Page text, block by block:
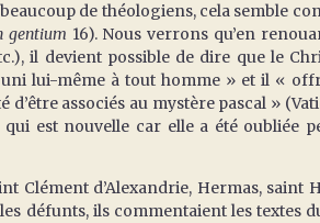
de théologiens, cela semble
gentium 16). Nous verrons qu’en
il devient possible de dire que le
lui-même à tout homme » et il «
associés au mystère pascal »
qui est nouvelle car elle a été oubliée
d’Alexandrie, Hermas, saint
défunts, ils commentaient les textes